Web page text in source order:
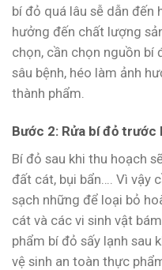
bí đỏ quá lâu sễ dẫn đến
hưởng đến chất lượng
chọn, cần chọn nguồn bí
sâu bệnh, héo làm ảnh
thành phẩm.
Bước 2: Rửa bí đỏ trước
Bí đỏ sau khi thu hoạch
đất cát, bụi bẩn…. Vì vậy
sạch những để loại bỏ
cát và các vi sinh vật
phẩm bí đỏ sấy lạnh sau
vệ sinh an toàn thực